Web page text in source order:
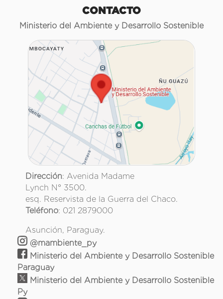
CONTACTO
Ministerio del Ambiente y Desarrollo Sostenible
Dirección: Avenida Madame
Lynch N° 3500.
esq. Reservista de la Guerra del Chaco.
Teléfono: 021 2879000
Asunción, Paraguay.
@mambiente_py
Ministerio del Ambiente y Desarrollo Sostenible
Paraguay
Ministerio del Ambiente y Desarrollo Sostenible
Py